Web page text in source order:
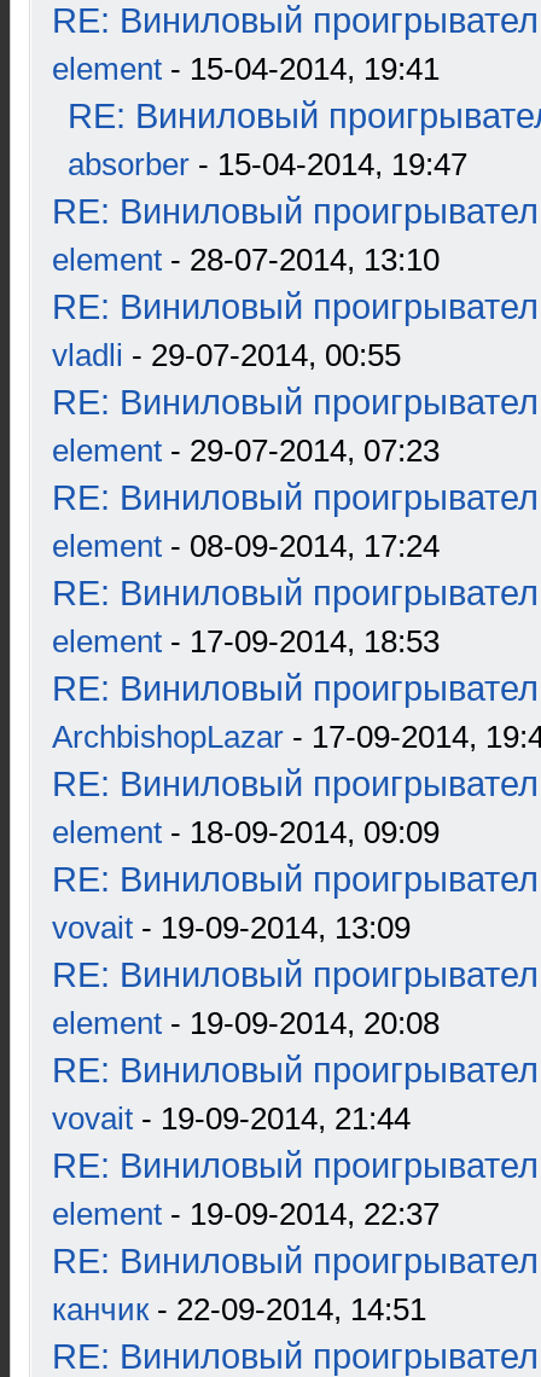
RE: Виниловый
element - 15-04-2014, 19:41
RE: Виниловый
absorber - 15-04-2014, 19:47
RE: Виниловый
element - 28-07-2014, 13:10
RE: Виниловый
vladli - 29-07-2014, 00:55
RE: Виниловый
element - 29-07-2014, 07:23
RE: Виниловый
element - 08-09-2014, 17:24
RE: Виниловый
element - 17-09-2014, 18:53
RE: Виниловый
ArchbishopLazar - 17-09-2014,
RE: Виниловый
element - 18-09-2014, 09:09
RE: Виниловый
vovait - 19-09-2014, 13:09
RE: Виниловый
element - 19-09-2014, 20:08
RE: Виниловый
vovait - 19-09-2014, 21:44
RE: Виниловый
element - 19-09-2014, 22:37
RE: Виниловый
канчик- 22-09-2014, 14:51
RE: Виниловый